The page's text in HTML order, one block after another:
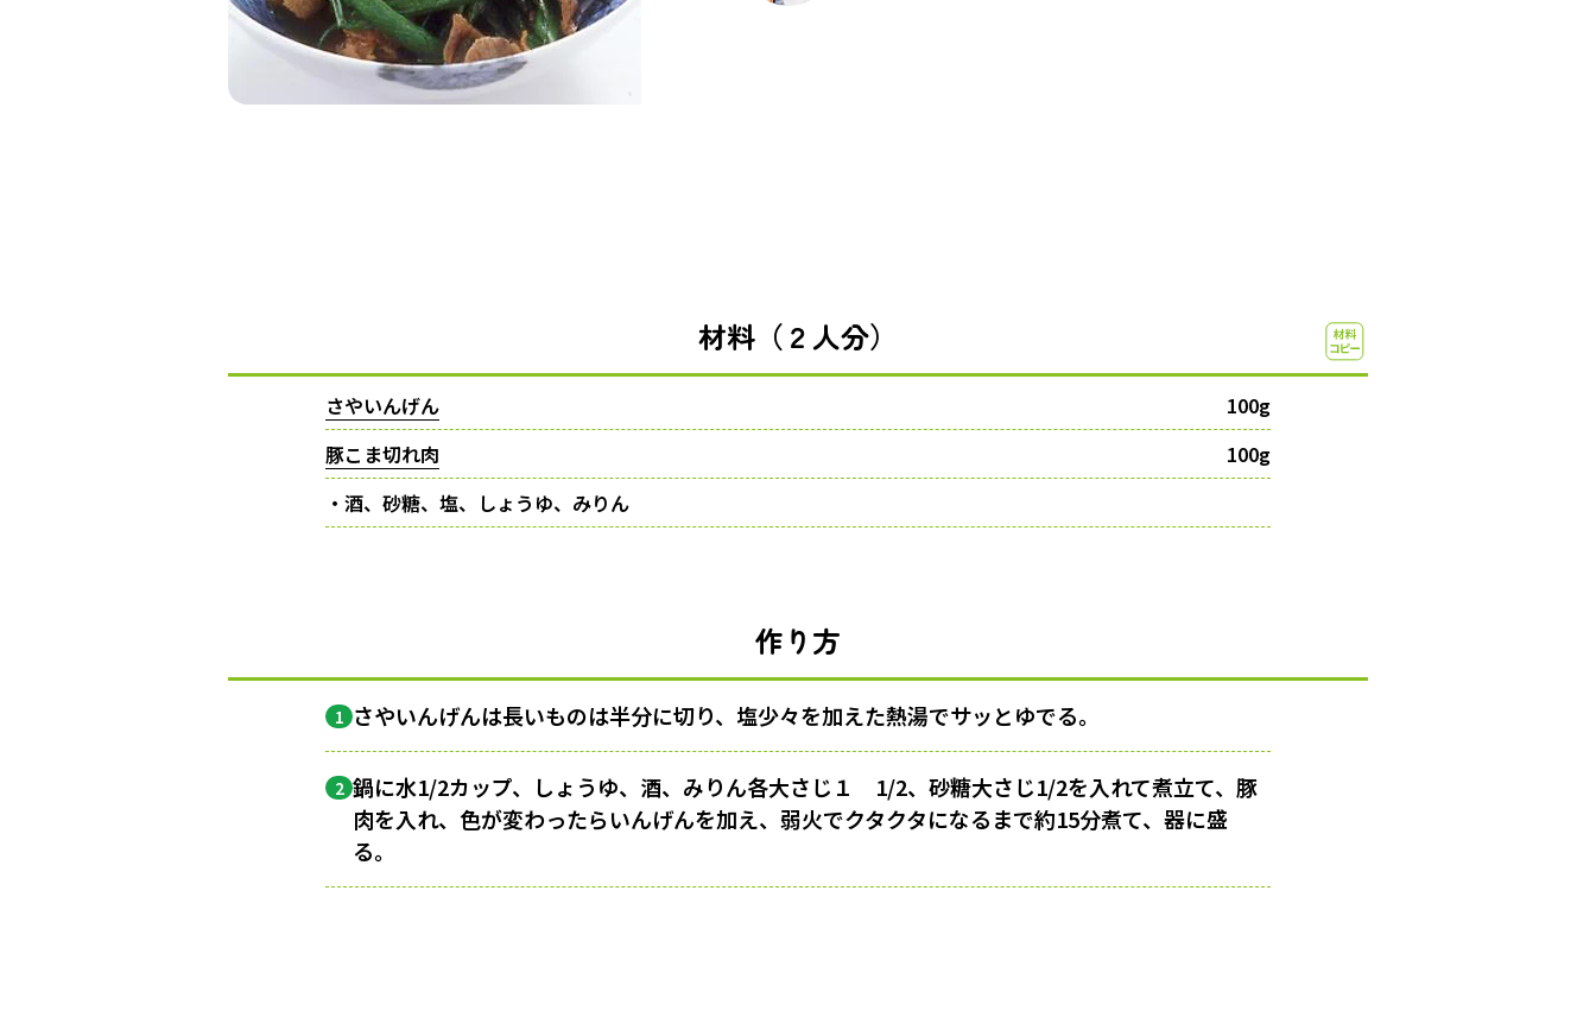
材料（２人分）
さやいんげん
100g
豚こま切れ肉
100g
・酒、砂糖、塩、しょうゆ、みりん
作り方
1 さやいんげんは長いものは半分に切り、塩少々を加えた熱湯でサッとゆでる。
2 鍋に水1/2カップ、しょうゆ、酒、みりん各大さじ１ 1/2、砂糖大さじ1/2を入れて煮立て、豚
肉を入れ、色が変わったらいんげんを加え、弱火でクタクタになるまで約15分煮て、器に盛
る。